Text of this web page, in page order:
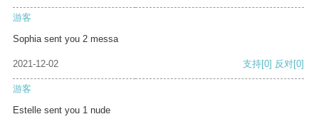
游客
Sophia sent you 2 messa
2021-12-02 支持[0] 反对[0]
游客
Estelle sent you 1 nude